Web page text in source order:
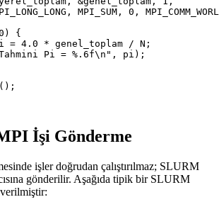
, MPI_SUM , 0 ,
)
{
= 4.0 * genel_toplam / N ;
Pi = %.6f\n " , pi );
();
İşi Gönderme
işler doğrudan çalıştırılmaz; SLURM
gönderilir. Aşağıda tipik bir SLURM